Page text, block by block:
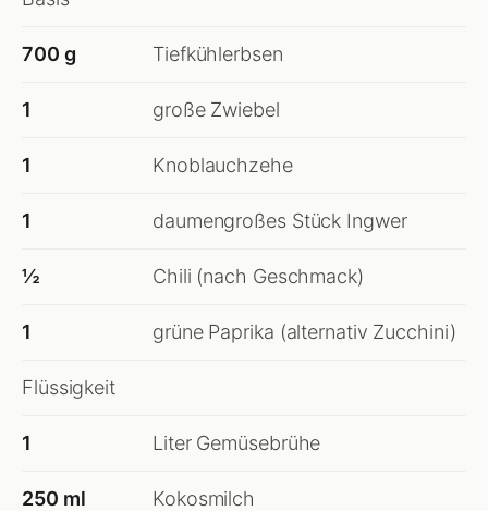
700 g Tiefkühlerbsen
1 große Zwiebel
1 Knoblauchzehe
1 daumengroßes Stück Ingwer
½ Chili (nach Geschmack)
1 grüne Paprika (alternativ Zucchini)
Flüssigkeit
1 Liter Gemüsebrühe
250 ml Kokosmilch